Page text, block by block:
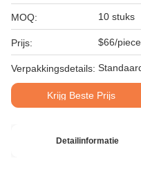
MOQ: 10 stuks
Prijs: $66/
Verpakkingsdetails:
Krijg Beste Prijs
Detailinformatie